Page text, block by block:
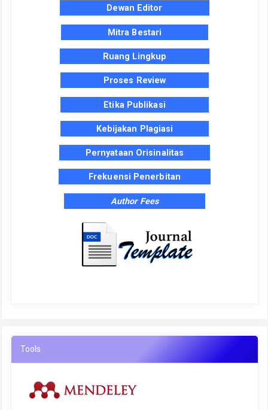
Dewan Editor
Mitra Bestari
Ruang Lingkup
Proses Review
Etika Publikasi
Kebijakan Plagiasi
Pernyataan Orisinalitas
Frekuensi Penerbitan
Author Fees
Tools